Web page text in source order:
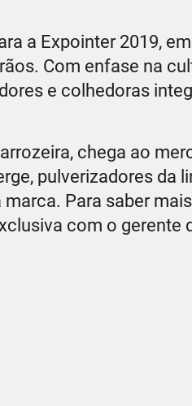
a Expointer 2019,
Com enfase na
e colhedoras
chega ao
pulverizadores da
Para saber
com o gerente